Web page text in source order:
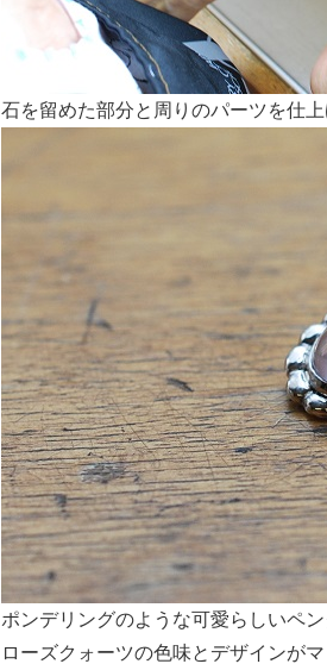
石を留めた部分と周りのパーツを仕上
ポンデリングのような可愛らしいペ
ローズクォーツの色味とデザインが